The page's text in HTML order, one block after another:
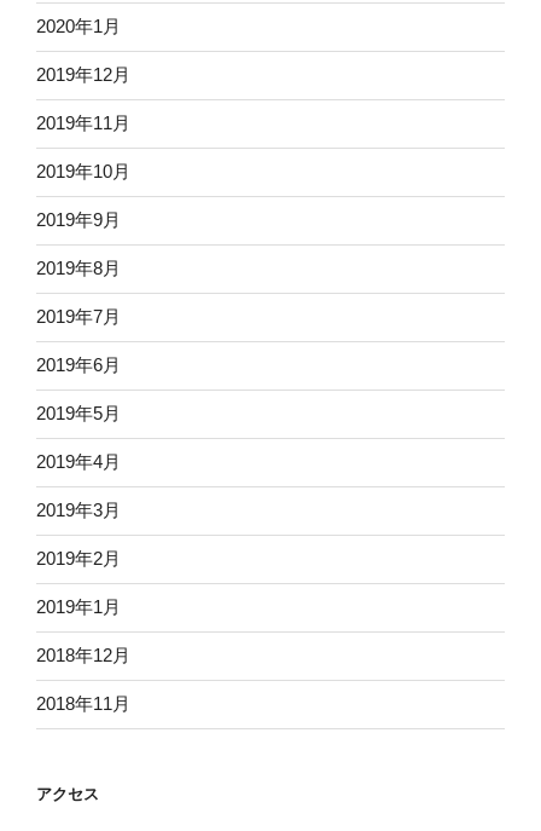
2020年1月
2019年12月
2019年11月
2019年10月
2019年9月
2019年8月
2019年7月
2019年6月
2019年5月
2019年4月
2019年3月
2019年2月
2019年1月
2018年12月
2018年11月
アクセス